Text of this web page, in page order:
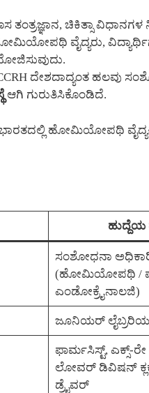
ತಂತ್ರಜ್ಞಾನ, ಚಿಕಿತ್ಸಾ
ವೈದ್ಯರು,
ದೇಶದಾದ್ಯಂತ ಹಲವು
ಆಗಿ ಗುರುತಿಸಿಕೊಂಡಿದೆ.
ಹೋಮಿಯೋಪಥಿ
ಹುದ್ದೆಯ
ಸಂಶೋಧನಾ
(ಹೋಮಿಯೋಪಥಿ /
ಎಂಡೋಕ್ರೈನಾಲಜಿ)
ಜೂನಿಯರ್
ಫಾರ್ಮಸಿಸ್ಟ್, ಎಕ್ಸ್-
ಲೋವರ್ ಡಿವಿಷನ್
ಡ್ರೈವರ್